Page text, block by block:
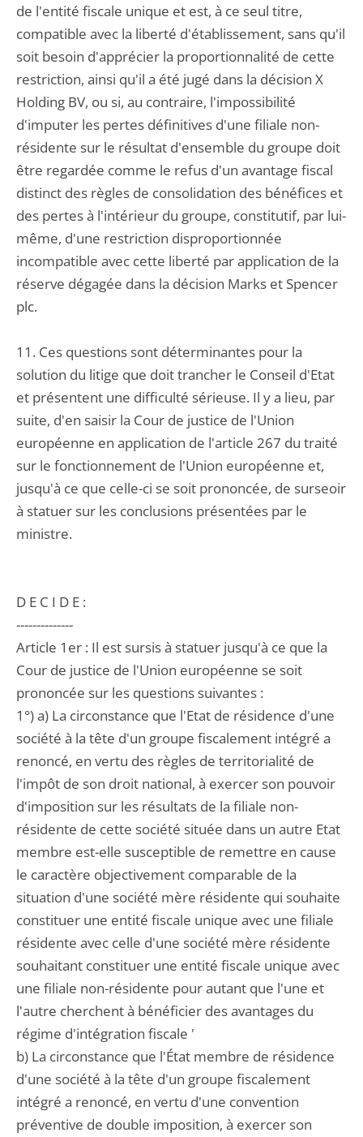
de l'entité fiscale unique et est, à ce seul titre,
compatible avec la liberté d'établissement, sans qu'il
soit besoin d'apprécier la proportionnalité de cette
restriction, ainsi qu'il a été jugé dans la décision X
Holding BV, ou si, au contraire, l'impossibilité
d'imputer les pertes définitives d'une filiale non-
résidente sur le résultat d'ensemble du groupe doit
être regardée comme le refus d'un avantage fiscal
distinct des règles de consolidation des bénéfices et
des pertes à l'intérieur du groupe, constitutif, par lui-
même, d'une restriction disproportionnée
incompatible avec cette liberté par application de la
réserve dégagée dans la décision Marks et Spencer
plc.
11. Ces questions sont déterminantes pour la
solution du litige que doit trancher le Conseil d'Etat
et présentent une difficulté sérieuse. Il y a lieu, par
suite, d'en saisir la Cour de justice de l'Union
européenne en application de l'article 267 du traité
sur le fonctionnement de l'Union européenne et,
jusqu'à ce que celle-ci se soit prononcée, de surseoir
à statuer sur les conclusions présentées par le
ministre.
D E C I D E :
--------------
Article 1er : Il est sursis à statuer jusqu'à ce que la
Cour de justice de l'Union européenne se soit
prononcée sur les questions suivantes :
1°) a) La circonstance que l'Etat de résidence d'une
société à la tête d'un groupe fiscalement intégré a
renoncé, en vertu des règles de territorialité de
l'impôt de son droit national, à exercer son pouvoir
d'imposition sur les résultats de la filiale non-
résidente de cette société située dans un autre Etat
membre est-elle susceptible de remettre en cause
le caractère objectivement comparable de la
situation d'une société mère résidente qui souhaite
constituer une entité fiscale unique avec une filiale
résidente avec celle d'une société mère résidente
souhaitant constituer une entité fiscale unique avec
une filiale non-résidente pour autant que l'une et
l'autre cherchent à bénéficier des avantages du
régime d'intégration fiscale '
b) La circonstance que l'État membre de résidence
d'une société à la tête d'un groupe fiscalement
intégré a renoncé, en vertu d'une convention
préventive de double imposition, à exercer son